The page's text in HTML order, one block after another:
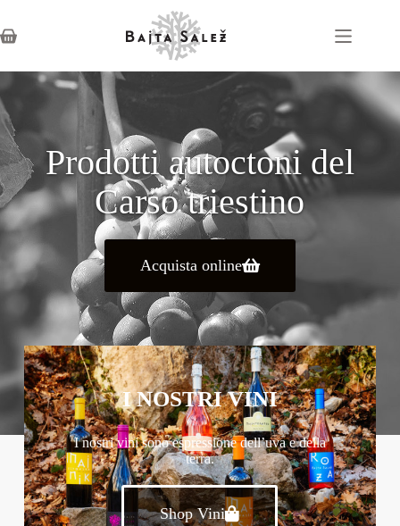
Prodotti autoctoni del
Carso triestino
Acquista online
I NOSTRI VINI
I nostri vini sono espressione dell’uva e della
terra.
Shop Vini